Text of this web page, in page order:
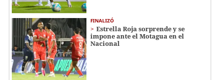
FINALIZÓ
Estrella Roja sorprende y se
impone ante el Motagua en el
Nacional